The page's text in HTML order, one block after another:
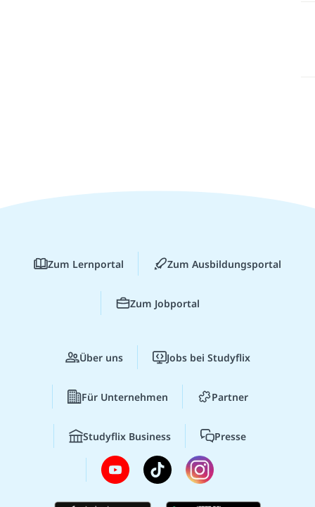
Zum Lernportal Zum Ausbildungsportal
Zum Jobportal
Über uns Jobs bei Studyflix
Für Unternehmen Partner
Studyflix Business Presse